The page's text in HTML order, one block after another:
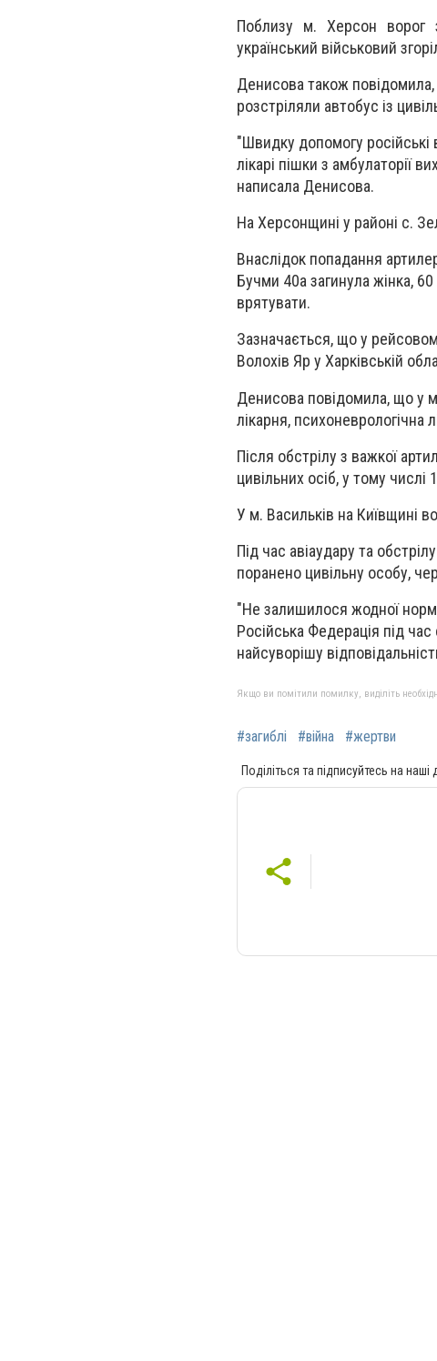
Поблизу м. Херсон ворог
український військовий
Денисова також повідомила,
розстріляли автобус із
"Швидку допомогу російські
лікарі пішки з амбулаторії
написала Денисова.
На Херсонщині у районі с.
Внаслідок попадання
Бучми 40а загинула жінка,
врятувати.
Зазначається, що у
Волохів Яр у Харківській
Денисова повідомила, що у м.
лікарня,
Після обстрілу з важкої
цивільних осіб, у тому числі
У м. Васильків на Київщині
Під час авіаудару та
поранено цивільну особу,
"Не залишилося жодної
Російська Федерація під
найсуворішу
Якщо ви помітили помилку, виділіть
#загиблі #війна #жертви
Поділіться та підписуйтесь на наші